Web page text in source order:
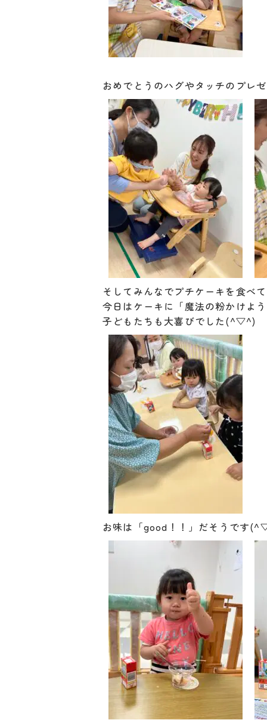
おめでとうのハグやタッチのプレ
そしてみんなでプチケーキを食べ
今日はケーキに「魔法の粉かけよ
子どもたちも大喜びでした(^▽^)
お味は「good！！」だそうです